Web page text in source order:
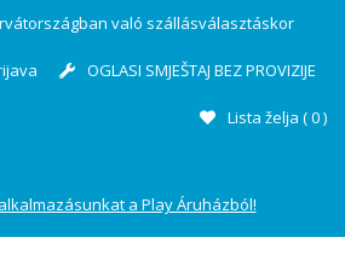
való szállásválasztáskor
OGLASI SMJEŠTAJ BEZ PROVIZIJE
Lista želja (0)
a Play Áruházból!